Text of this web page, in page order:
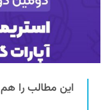
این مطالب را هم